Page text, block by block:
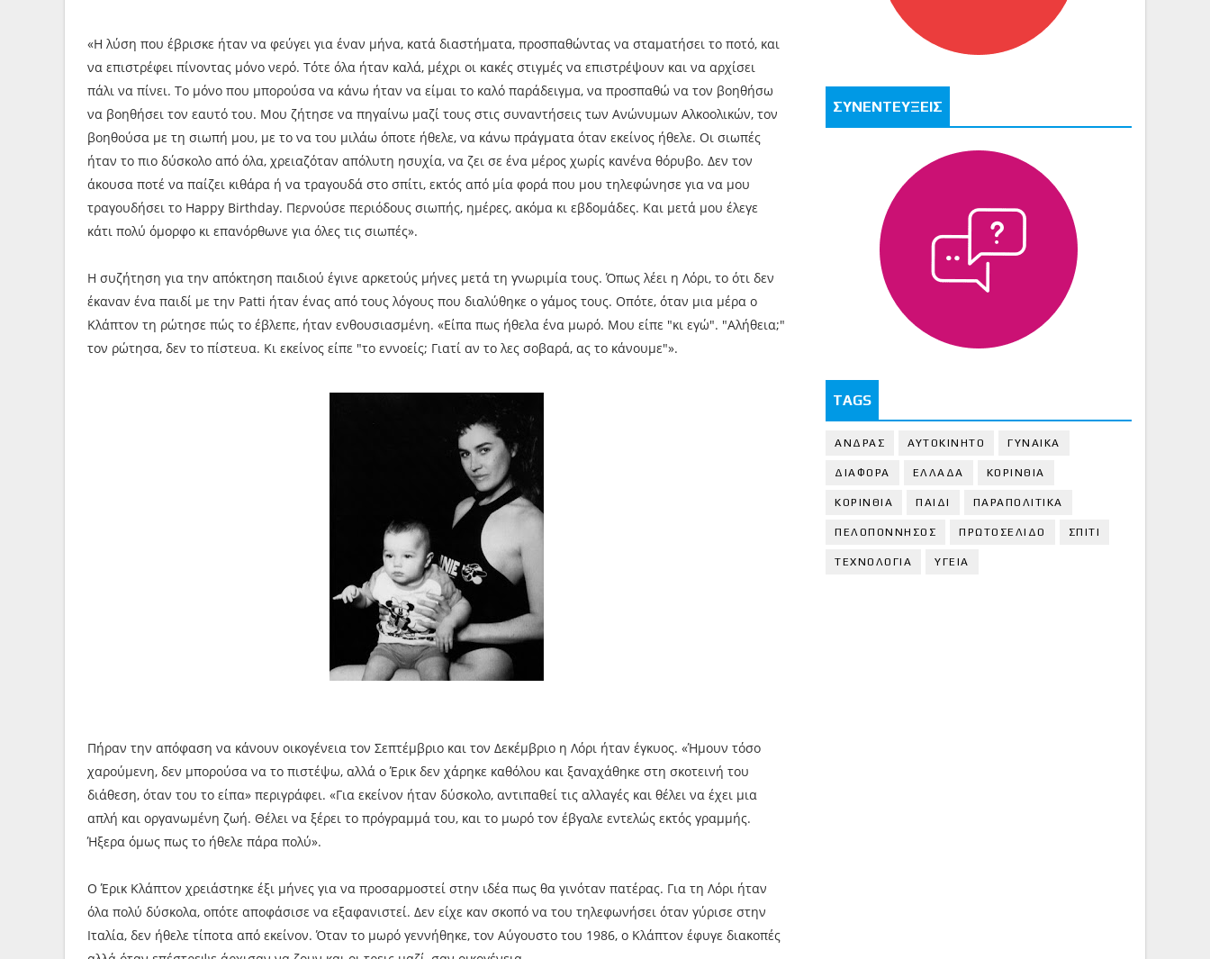
«Η λύση που έβρισκε ήταν να φεύγει για έναν μήνα, κατά διαστήματα, προσπαθώντας να σταματήσει το ποτό, και
να επιστρέφει πίνοντας μόνο νερό. Τότε όλα ήταν καλά, μέχρι οι κακές στιγμές να επιστρέψουν και να αρχίσει
πάλι να πίνει. Το μόνο που μπορούσα να κάνω ήταν να είμαι το καλό παράδειγμα, να προσπαθώ να τον βοηθήσω
να βοηθήσει τον εαυτό του. Μου ζήτησε να πηγαίνω μαζί τους στις συναντήσεις των Ανώνυμων Αλκοολικών, τον
βοηθούσα με τη σιωπή μου, με το να του μιλάω όποτε ήθελε, να κάνω πράγματα όταν εκείνος ήθελε. Οι σιωπές
ήταν το πιο δύσκολο από όλα, χρειαζόταν απόλυτη ησυχία, να ζει σε ένα μέρος χωρίς κανένα θόρυβο. Δεν τον
άκουσα ποτέ να παίζει κιθάρα ή να τραγουδά στο σπίτι, εκτός από μία φορά που μου τηλεφώνησε για να μου
τραγουδήσει το Happy Birthday. Περνούσε περιόδους σιωπής, ημέρες, ακόμα κι εβδομάδες. Και μετά μου έλεγε
κάτι πολύ όμορφο κι επανόρθωνε για όλες τις σιωπές».
Η συζήτηση για την απόκτηση παιδιού έγινε αρκετούς μήνες μετά τη γνωριμία τους. Όπως λέει η Λόρι, το ότι δεν
έκαναν ένα παιδί με την Patti ήταν ένας από τους λόγους που διαλύθηκε ο γάμος τους. Οπότε, όταν μια μέρα ο
Κλάπτον τη ρώτησε πώς το έβλεπε, ήταν ενθουσιασμένη. «Είπα πως ήθελα ένα μωρό. Μου είπε "κι εγώ". "Αλήθεια;"
τον ρώτησα, δεν το πίστευα. Κι εκείνος είπε "το εννοείς; Γιατί αν το λες σοβαρά, ας το κάνουμε"».
Πήραν την απόφαση να κάνουν οικογένεια τον Σεπτέμβριο και τον Δεκέμβριο η Λόρι ήταν έγκυος. «Ήμουν τόσο
χαρούμενη, δεν μπορούσα να το πιστέψω, αλλά ο Έρικ δεν χάρηκε καθόλου και ξαναχάθηκε στη σκοτεινή του
διάθεση, όταν του το είπα» περιγράφει. «Για εκείνον ήταν δύσκολο, αντιπαθεί τις αλλαγές και θέλει να έχει μια
απλή και οργανωμένη ζωή. Θέλει να ξέρει το πρόγραμμά του, και το μωρό τον έβγαλε εντελώς εκτός γραμμής.
Ήξερα όμως πως το ήθελε πάρα πολύ».
Ο Έρικ Κλάπτον χρειάστηκε έξι μήνες για να προσαρμοστεί στην ιδέα πως θα γινόταν πατέρας. Για τη Λόρι ήταν
όλα πολύ δύσκολα, οπότε αποφάσισε να εξαφανιστεί. Δεν είχε καν σκοπό να του τηλεφωνήσει όταν γύρισε στην
Ιταλία, δεν ήθελε τίποτα από εκείνον. Όταν το μωρό γεννήθηκε, τον Αύγουστο του 1986, ο Κλάπτον έφυγε διακοπές
ΣΥΝΕΝΤΕΥΞΕΙΣ
TAGS
ΑΝΔΡΑΣ ΑΥΤΟΚΙΝΗΤΟ ΓΥΝΑΙΚΑ
ΔΙΑΦΟΡΑ ΕΛΛΑΔΑ ΚΟΡΙΝΘΙΑ
ΚΟΡΙΝΘΙA ΠΑΙΔΙ ΠΑΡΑΠΟΛΙΤΙΚΑ
ΠΕΛΟΠΟΝΝΗΣΟΣ ΠΡΩΤΟΣΕΛΙΔΟ ΣΠΙΤΙ
ΤΕΧΝΟΛΟΓΙΑ ΥΓΕΙΑ